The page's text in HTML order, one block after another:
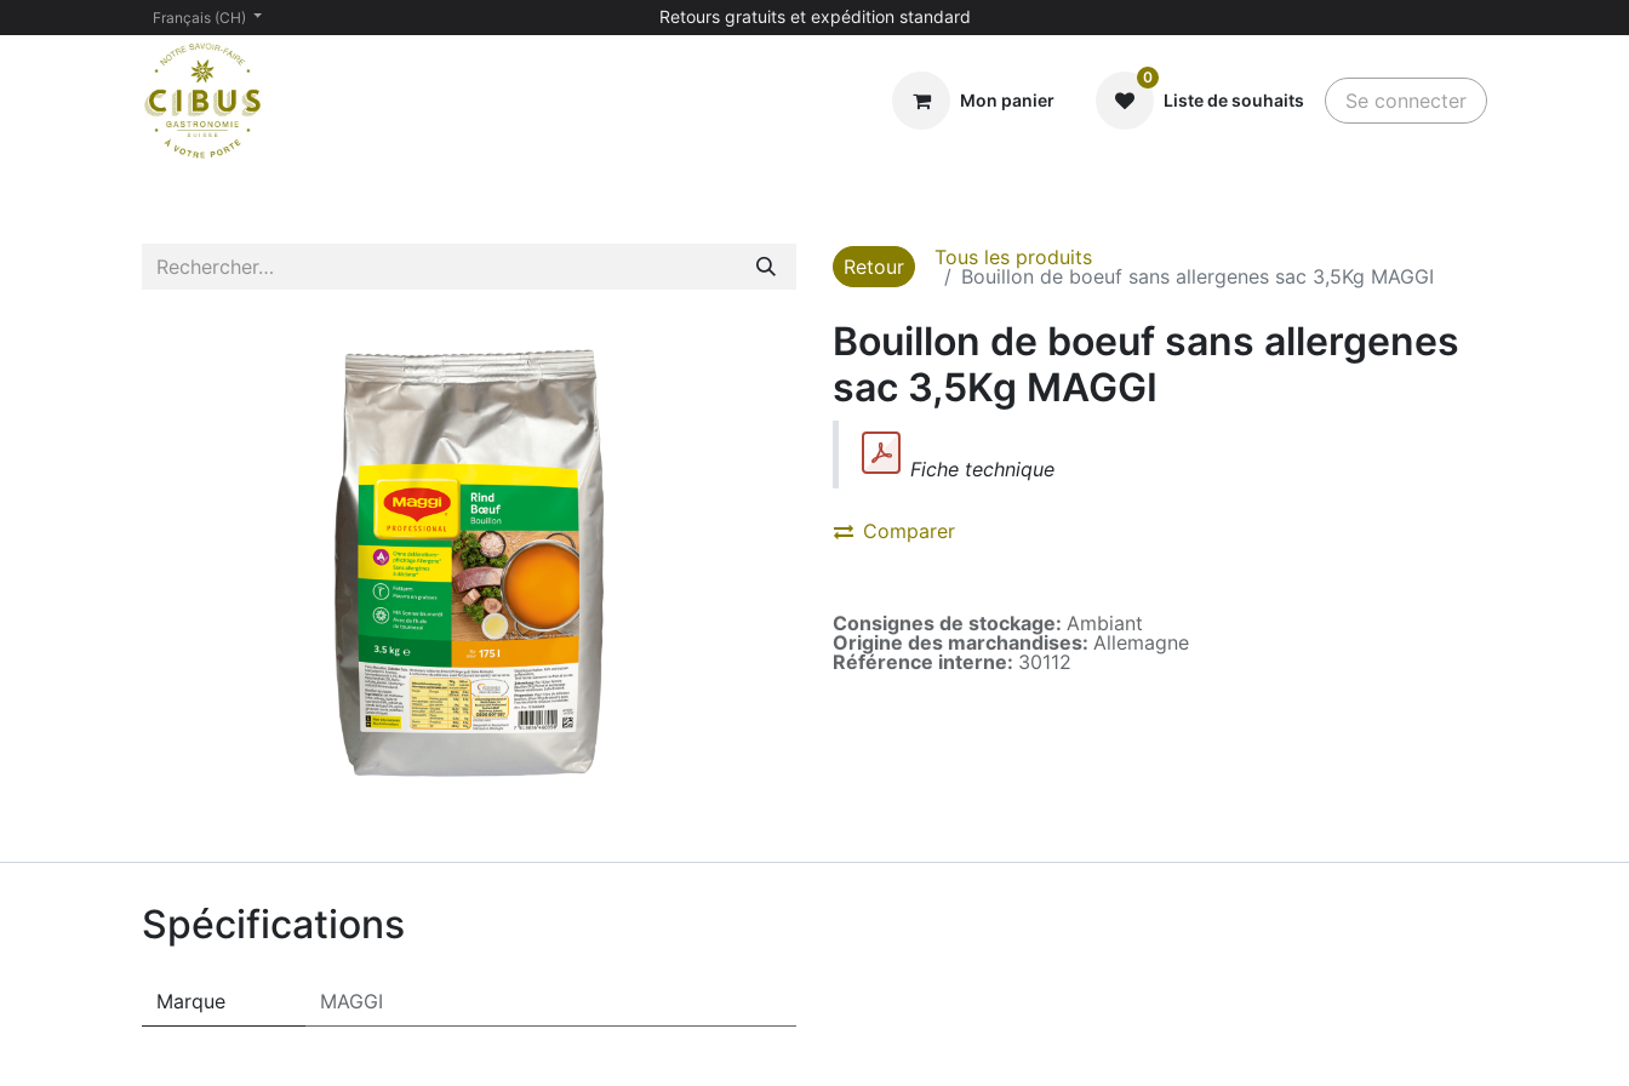
Français (CH) Retours gratuits et expédition standard
Mon panier
0
Liste de souhaits Se connecter
Retour
Tous les produits
Bouillon de boeuf sans allergenes sac 3,5Kg MAGGI
Bouillon de boeuf sans allergenes
sac 3,5Kg MAGGI
Fiche technique
Comparer
Consignes de stockage: Ambiant
Origine des marchandises: Allemagne
Référence interne: 30112
Spécifications
Marque MAGGI